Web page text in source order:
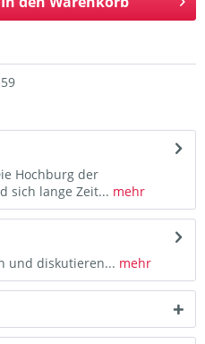
Hochburg der
sich lange Zeit... mehr
und diskutieren... mehr